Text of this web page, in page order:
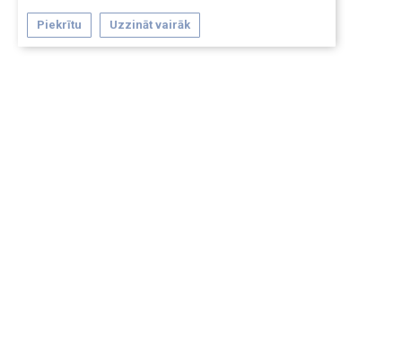
Piekrītu Uzzināt vairāk